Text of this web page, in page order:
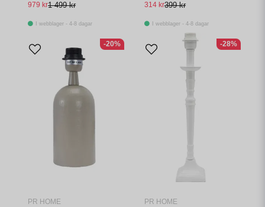
1 499 kr
979 kr
I webblager - 4-8 dagar
399 kr
314 kr
I webblager - 4-8 dagar
PR HOME
-20%
PR HOME
-28%